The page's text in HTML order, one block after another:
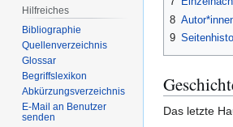
8
9
Das letzte
Hilfreiches
Bibliographie
Quellenverzeichnis
Glossar
Begriffslexikon
Abkürzungsverzeichnis
E-Mail an Benutzer
senden